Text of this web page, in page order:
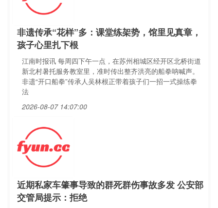
非遗传承“花样”多：课堂练架势，馆里见真章，
孩子心里扎下根
江南时报讯 每周四下午一点，在苏州相城区经开区北桥街道
新北村暑托服务教室里，准时传出整齐洪亮的船拳呐喊声。
非遗“开口船拳”传承人吴林根正带着孩子们一招一式操练拳
法
2026-08-07 14:07:00
近期私家车肇事导致的群死群伤事故多发 公安部
交管局提示：拒绝